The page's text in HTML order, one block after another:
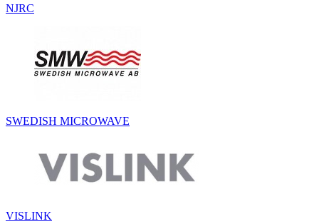
NJRC
SWEDISH MICROWAVE
VISLINK